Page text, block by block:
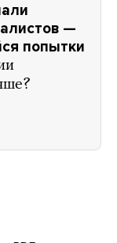
—
попытки